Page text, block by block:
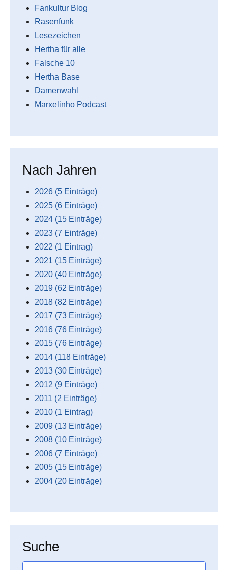
Fankultur Blog
Rasenfunk
Lesezeichen
Hertha für alle
Falsche 10
Hertha Base
Damenwahl
Marxelinho Podcast
Nach Jahren
2026 (5 Einträge)
2025 (6 Einträge)
2024 (15 Einträge)
2023 (7 Einträge)
2022 (1 Eintrag)
2021 (15 Einträge)
2020 (40 Einträge)
2019 (62 Einträge)
2018 (82 Einträge)
2017 (73 Einträge)
2016 (76 Einträge)
2015 (76 Einträge)
2014 (118 Einträge)
2013 (30 Einträge)
2012 (9 Einträge)
2011 (2 Einträge)
2010 (1 Eintrag)
2009 (13 Einträge)
2008 (10 Einträge)
2006 (7 Einträge)
2005 (15 Einträge)
2004 (20 Einträge)
Suche